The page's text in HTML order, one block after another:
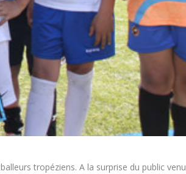
tropéziens. A la surprise du public venu